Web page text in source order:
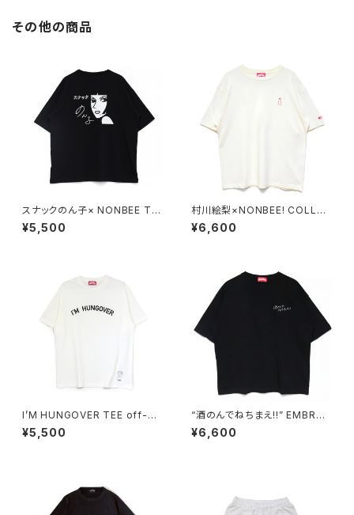
その他の商品
スナックのん子× NONBEE Tシ
ャツ black/white
¥5,500
村川絵梨×NONBEE! COLLAB
“徳利刺繍” TEE off-white/pi
nk
¥6,600
I’M HUNGOVER TEE off-wh
ite/black
¥5,500
“酒のんでねちまえ!!” EMBROI
DERED TEE OVER SIZE bla
ck
¥6,600